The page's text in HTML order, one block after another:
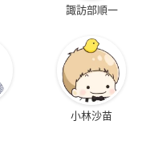
諏訪部順一
小林沙苗